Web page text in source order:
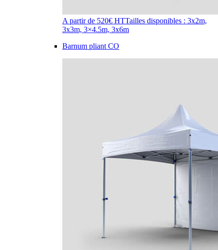
A partir de 520€ HTTailles disponibles : 3x2m,
3x3m, 3×4.5m, 3x6m
Barnum pliant CO